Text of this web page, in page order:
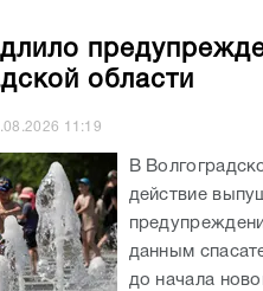
области
11:19
В
действие
данным
до начала